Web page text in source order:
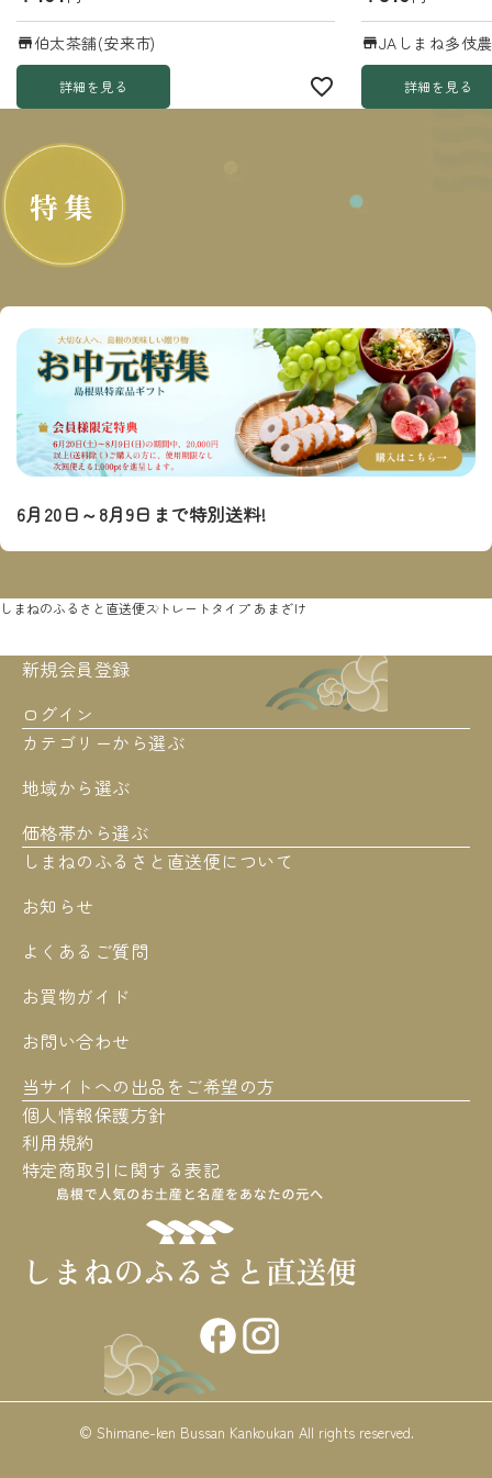
伯太茶舗(安来市)
詳細を見る
JAしまね多伎
詳細を見る
特集
6月20日～8月9日まで特別送料!
しまねのふるさと直送便ストレートタイプ あまざけ
カテゴリーから選ぶ
地域から選ぶ
価格帯から選ぶ
新規会員登録
ログイン
しまねのふるさと直送便について
お知らせ
よくあるご質問
お買物ガイド
お問い合わせ
当サイトへの出品をご希望の方
個人情報保護方針
利用規約
特定商取引に関する表記
© Shimane-ken Bussan Kankoukan All rights reserved.